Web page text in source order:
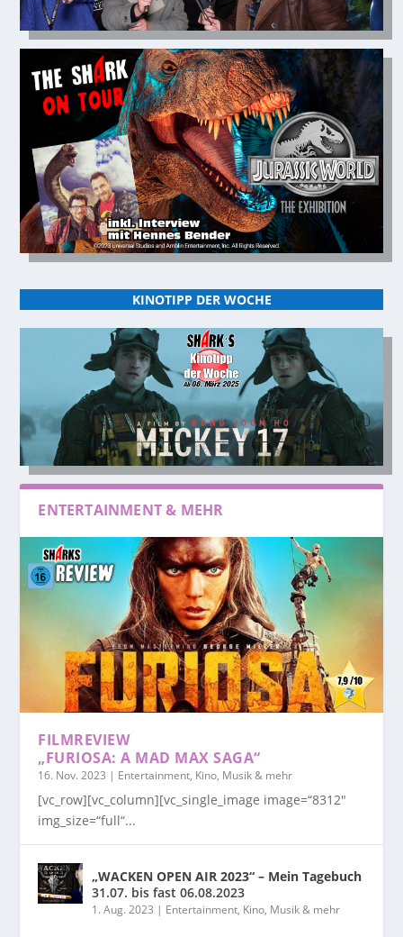
KINOTIPP DER WOCHE
ENTERTAINMENT & MEHR
FILMREVIEW
„FURIOSA: A MAD MAX SAGA“
16. Nov. 2023 | Entertainment, Kino, Musik & mehr
[vc_row][vc_column][vc_single_image image=“8312″
img_size=“full“...
„WACKEN OPEN AIR 2023“ – Mein Tagebuch
31.07. bis fast 06.08.2023
1. Aug. 2023 | Entertainment, Kino, Musik & mehr